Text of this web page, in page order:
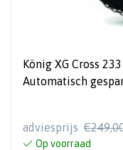
König XG Cross
adviesprijs
Op voorraad